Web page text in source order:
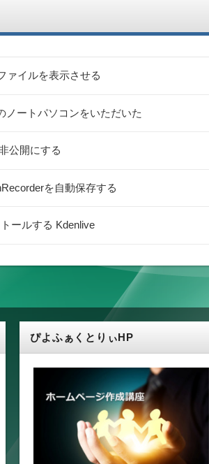
ァイルを表示させる
ノートパソコンをいただいた
公開にする
を自動保存する
ールする Kdenlive
ぴよふぁくとりぃHP